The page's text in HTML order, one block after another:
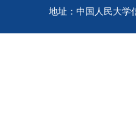
地址：中国人民大